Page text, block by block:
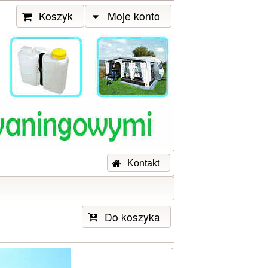
Koszyk Moje konto
Kontakt
Do koszyka